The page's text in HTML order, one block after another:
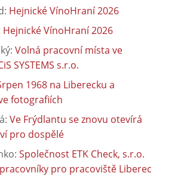
: Hejnické VínoHraní 2026
Hejnické VínoHraní 2026
: Volná pracovní místa ve
SYSTEMS s.r.o.
1968 na Liberecku a
fotografiích
: Ve Frýdlantu se znovu otevírá
pro dospělé
: Společnost ETK Check, s.r.o.
pro pracoviště Liberec